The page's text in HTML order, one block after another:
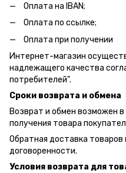
Оплата на IBAN;
Оплата по ссылке;
Оплата при получении
Интернет-магазин
надлежащего качества
потребителей".
Сроки возврата и обмена
Возврат и обмен возможен
получения товара
Обратная доставка товаров
договоренности.
Условия возврата для